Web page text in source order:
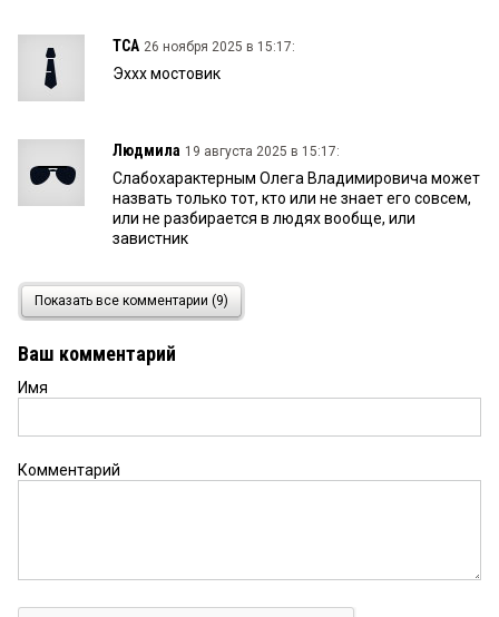
ТСА 26 ноября 2025 в 15:17:
Эххх мостовик
Людмила 19 августа 2025 в 15:17:
Слабохарактерным Олега Владимировича может
назвать только тот, кто или не знает его совсем,
или не разбирается в людях вообще, или
завистник
Илья мысягин 14 февраля 2025 в 00:21:
Дед с ума выжил, старшему зятю разрешал
что просто так его страшную дочь терплю????
слабохарактерный. Не хочет писать о тех не
очень хороших людях которые все разрушали.
Арина 11 августа 2024 в 18:31:
В тюрьму просто так не садят. Значит было за
Показать все комментарии (9)
Ваш комментарий
Имя
Комментарий